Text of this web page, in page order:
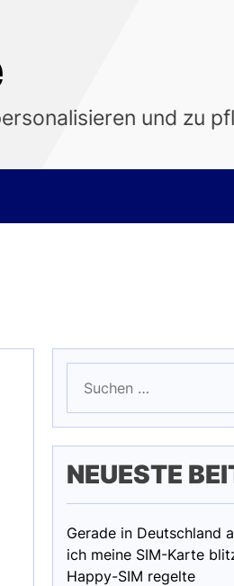
und zu
nach:
NEUESTE
Gerade in Deutschland
ich meine SIM-Karte
Happy-SIM regelte